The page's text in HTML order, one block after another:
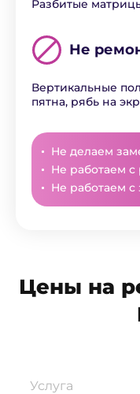
Разбитые
Не
Вертикальные
пятна, рябь на
Не делаем
Не работаем
Не работаем с
Цены на
Услуга